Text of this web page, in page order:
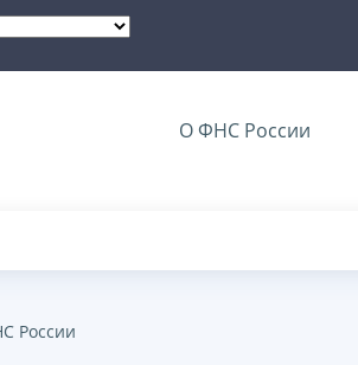
О ФНС России
России